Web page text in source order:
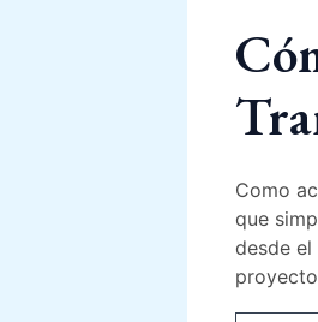
Como
que
desde el